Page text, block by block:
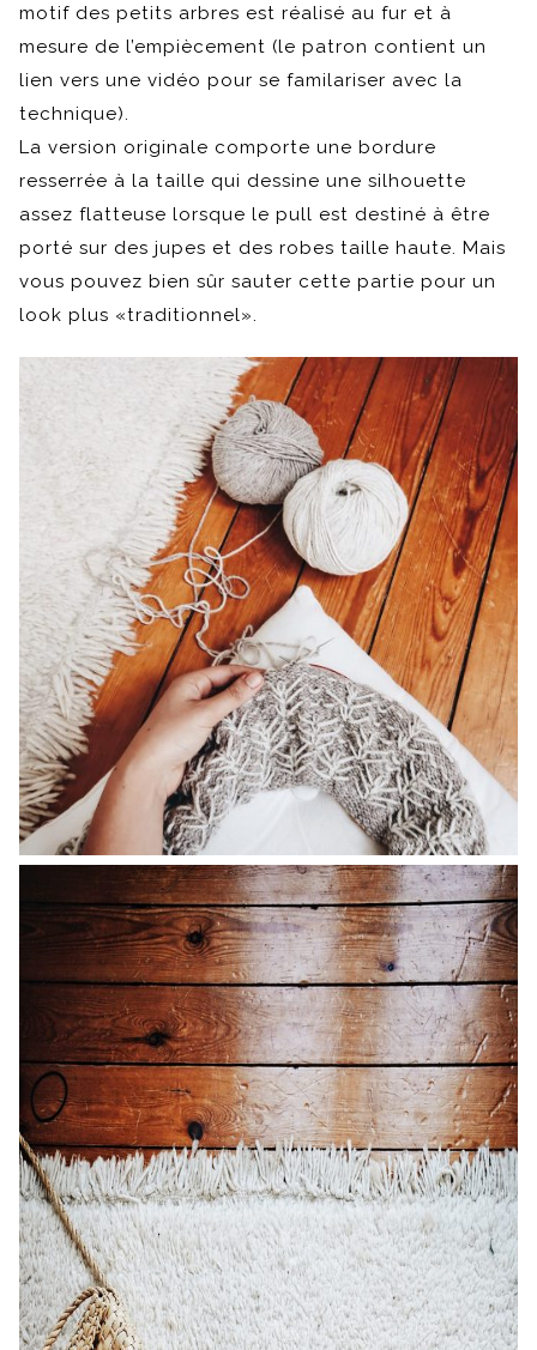
motif des petits arbres est réalisé au fur et à
mesure de l’empiècement (le patron contient un
lien vers une vidéo pour se familariser avec la
technique).
La version originale comporte une bordure
resserrée à la taille qui dessine une silhouette
assez flatteuse lorsque le pull est destiné à être
porté sur des jupes et des robes taille haute. Mais
vous pouvez bien sûr sauter cette partie pour un
look plus «traditionnel».